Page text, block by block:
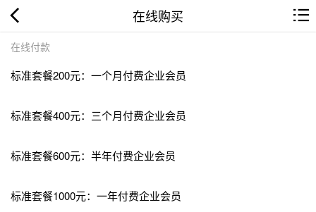
在线购买
在线付款
标准套餐200元：一个月付费企业会员
标准套餐400元：三个月付费企业会员
标准套餐600元：半年付费企业会员
标准套餐1000元：一年付费企业会员